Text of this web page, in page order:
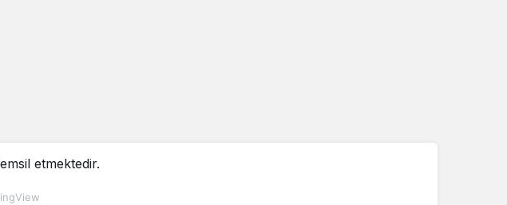
etmektedir.